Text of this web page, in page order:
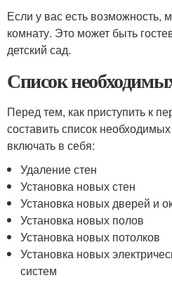
Если у вас есть возможность,
комнату. Это может быть
детский сад.
Список
Перед тем, как приступить к
составить список
включать в себя:
Удаление стен
Установка новых стен
Установка новых дверей и
Установка новых полов
Установка новых потолков
Установка новых
систем